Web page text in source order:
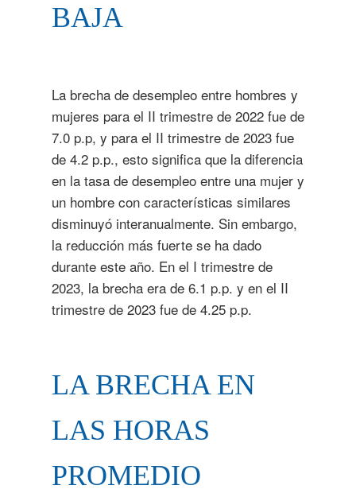
BAJA
La brecha de desempleo entre hombres y
mujeres para el II trimestre de 2022 fue de
7.0 p.p, y para el II trimestre de 2023 fue
de 4.2 p.p., esto significa que la diferencia
en la tasa de desempleo entre una mujer y
un hombre con características similares
disminuyó interanualmente. Sin embargo,
la reducción más fuerte se ha dado
durante este año. En el I trimestre de
2023, la brecha era de 6.1 p.p. y en el II
trimestre de 2023 fue de 4.25 p.p.
LA BRECHA EN
LAS HORAS
PROMEDIO